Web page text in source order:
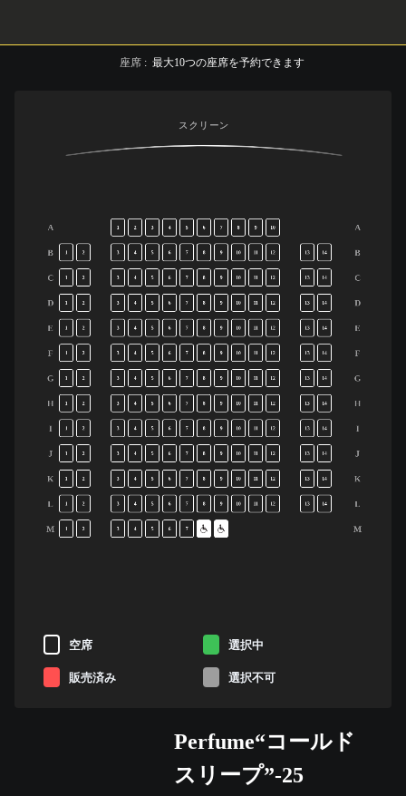
座席 : 最大10つの座席を予約できます
スクリーン
A
B
C
D
E
F
G
H
I
J
K
L
M
A
B
C
D
E
F
G
H
I
J
K
L
M
1 2 3 4 5 6 7 8 9 10
1 2 3 4 5 6 7 8 9 10 11 12 13 14
1 2 3 4 5 6 7 8 9 10 11 12 13 14
1 2 3 4 5 6 7 8 9 10 11 12 13 14
1 2 3 4 5 6 7 8 9 10 11 12 13 14
2 3 4 5 6 7 8 9 10 12 13 14
1 2 3 4 5 6 7 8 9 10 11 12 13 14
1 2 3 4 5 6 7 8 9 10 11 12 13 14
1 2 3 4 5 6 7 8 9 10 11 12 13 14
1 2 3 4 5 6 7 8 9 10 11 12 13 14
1 2 3 4 5 6 7 8 9 10 11 12 13 14
1 2 3 4 5 6 7 8 9 10 11 12 13 14
2 3 4 5 6 7
空席 選択中
販売済み 選択不可
Perfume“コールド
スリープ”-25